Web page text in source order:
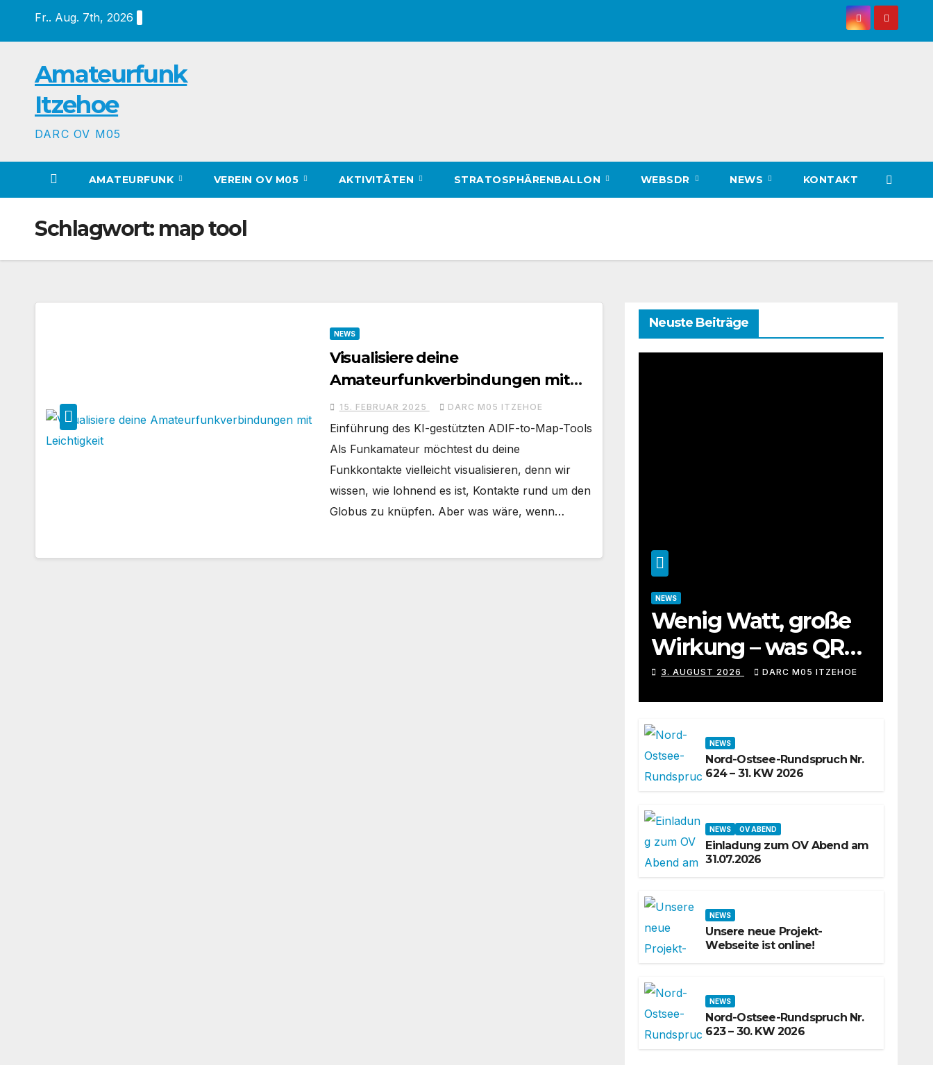
Fr.. Aug. 7th, 2026
Amateurfunk
Itzehoe
DARC OV M05
AMATEURFUNK VEREIN OV M05 AKTIVITÄTEN STRATOSPHÄRENBALLON WEBSDR NEWS KONTAKT
Schlagwort: map tool
NEWS
Visualisiere deine
Amateurfunkverbindungen mit
Leichtigkeit
15. FEBRUAR 2025 DARC M05 ITZEHOE
Einführung des KI-gestützten ADIF-to-Map-Tools
Als Funkamateur möchtest du deine
Funkkontakte vielleicht visualisieren, denn wir
wissen, wie lohnend es ist, Kontakte rund um den
Globus zu knüpfen. Aber was wäre, wenn…
Neuste Beiträge
NEWS
Wenig Watt, große
Wirkung – was QRP-
Betrieb auf
Kurzwelle wirklich
kann
3. AUGUST 2026 DARC M05 ITZEHOE
NEWS
Nord-Ostsee-Rundspruch Nr.
624 – 31. KW 2026
NEWS OV ABEND
Einladung zum OV Abend am
31.07.2026
NEWS
Unsere neue Projekt-
Webseite ist online!
NEWS
Nord-Ostsee-Rundspruch Nr.
623 – 30. KW 2026